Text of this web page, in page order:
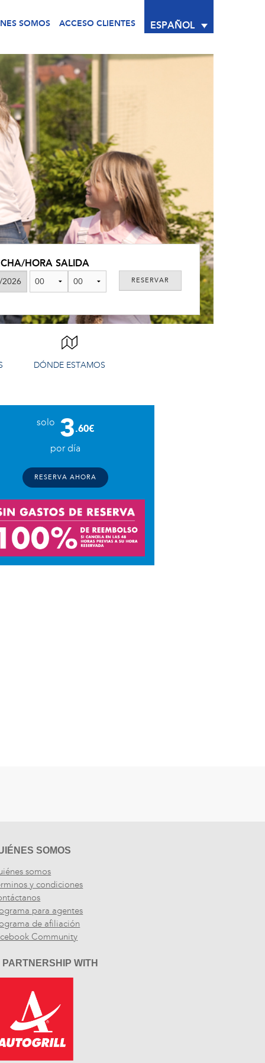
SOMOS ACCESO CLIENTES ESPAÑOL
HORA SALIDA
DÓNDE ESTAMOS
solo 3.60€
por día
RESERVA AHORA
SOMOS
somos
y condiciones
para agentes
de afiliación
Community
PARTNERSHIP WITH